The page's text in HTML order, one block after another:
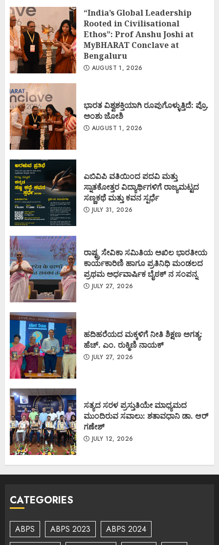
“India’s Global Leadership
Rooted in Civilisational
Ethos”: Prof Anshu Joshi at
MyBHARAT Conclave at
Bengaluru
AUGUST 1, 2026
ಭಾರತ ವಿಶ್ವಶಕ್ತಿಯಾಗಿ ರೂಪುಗೊಳ್ಳುತ್ತಿದೆ: ಪ್ರೊ.
ಅಂಶು ಜೋಶಿ
AUGUST 1, 2026
ಎಬಿವಿಪಿ ವತಿಯಿಂದ ಪದವಿ ಮತ್ತು
ಸ್ನಾತಕೋತ್ತರ ವಿದ್ಯಾರ್ಥಿಗಳಿಗೆ ರಾಜ್ಯಮಟ್ಟದ
ಸಣ್ಣಕಥೆ ಮತ್ತು ಕವನ ಸ್ಪರ್ಧೆ
JULY 31, 2026
ರಾಷ್ಟ್ರ ಸೇವಿಕಾ ಸಮಿತಿಯ ಅಖಿಲ ಭಾರತೀಯ
ಕಾರ್ಯಕಾರಿಣಿ ಹಾಗೂ ಪ್ರತಿನಿಧಿ ಮಂಡಲದ
ಪ್ರಥಮ ಅರ್ಧವಾರ್ಷಿಕ ಬೈಠಕ್ ನ ಸಂಪನ್ನ
JULY 27, 2026
ಹದಿಹರೆಯದ ಮಕ್ಕಳಿಗೆ ನೀತಿ ಶಿಕ್ಷಣ ಅಗತ್ಯ:
ಹೆಚ್. ಎಂ. ರುಕ್ಮಿಣಿ ನಾಯಕ್
JULY 27, 2026
ಸತ್ಯದ ಸರಳ ಪ್ರಸ್ತುತಿಯೇ ಮಾಧ್ಯಮದ
ಮುಂದಿರುವ ಸವಾಲು: ಶತಾವಧಾನಿ ಡಾ. ಆರ್
ಗಣೇಶ್
JULY 12, 2026
CATEGORIES
ABPS ABPS 2023
ABPS 2024